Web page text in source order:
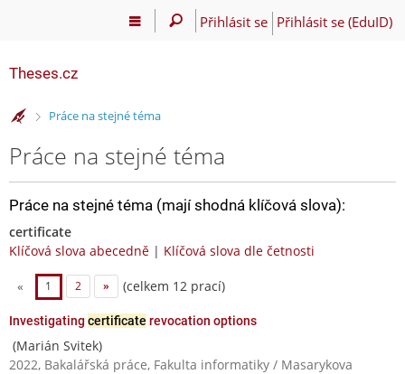
Přihlásit se Přihlásit se (EduID)
Theses.cz
>Práce na stejné téma
Práce na stejné téma
Práce na stejné téma (mají shodná klíčová slova):
certificate
Klíčová slova abecedně | Klíčová slova dle četnosti
« 1 2 » (celkem 12 prací)
Investigating certificate revocation options
(Marián Svitek)
2022, Bakalářská práce, Fakulta informatiky / Masarykova